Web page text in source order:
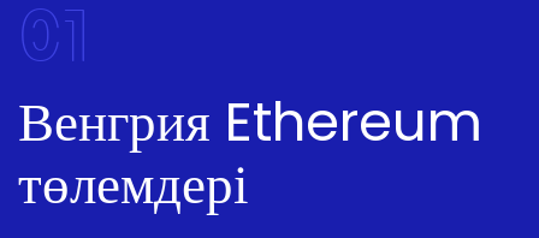
01
Венгрия Ethereum
төлемдері